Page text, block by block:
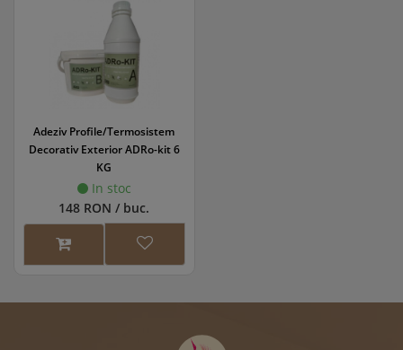
Adeziv Profile/Termosistem
Decorativ Exterior ADRo-kit 6
KG
In stoc
148 RON / buc.